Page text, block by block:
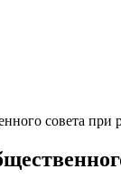
совета при